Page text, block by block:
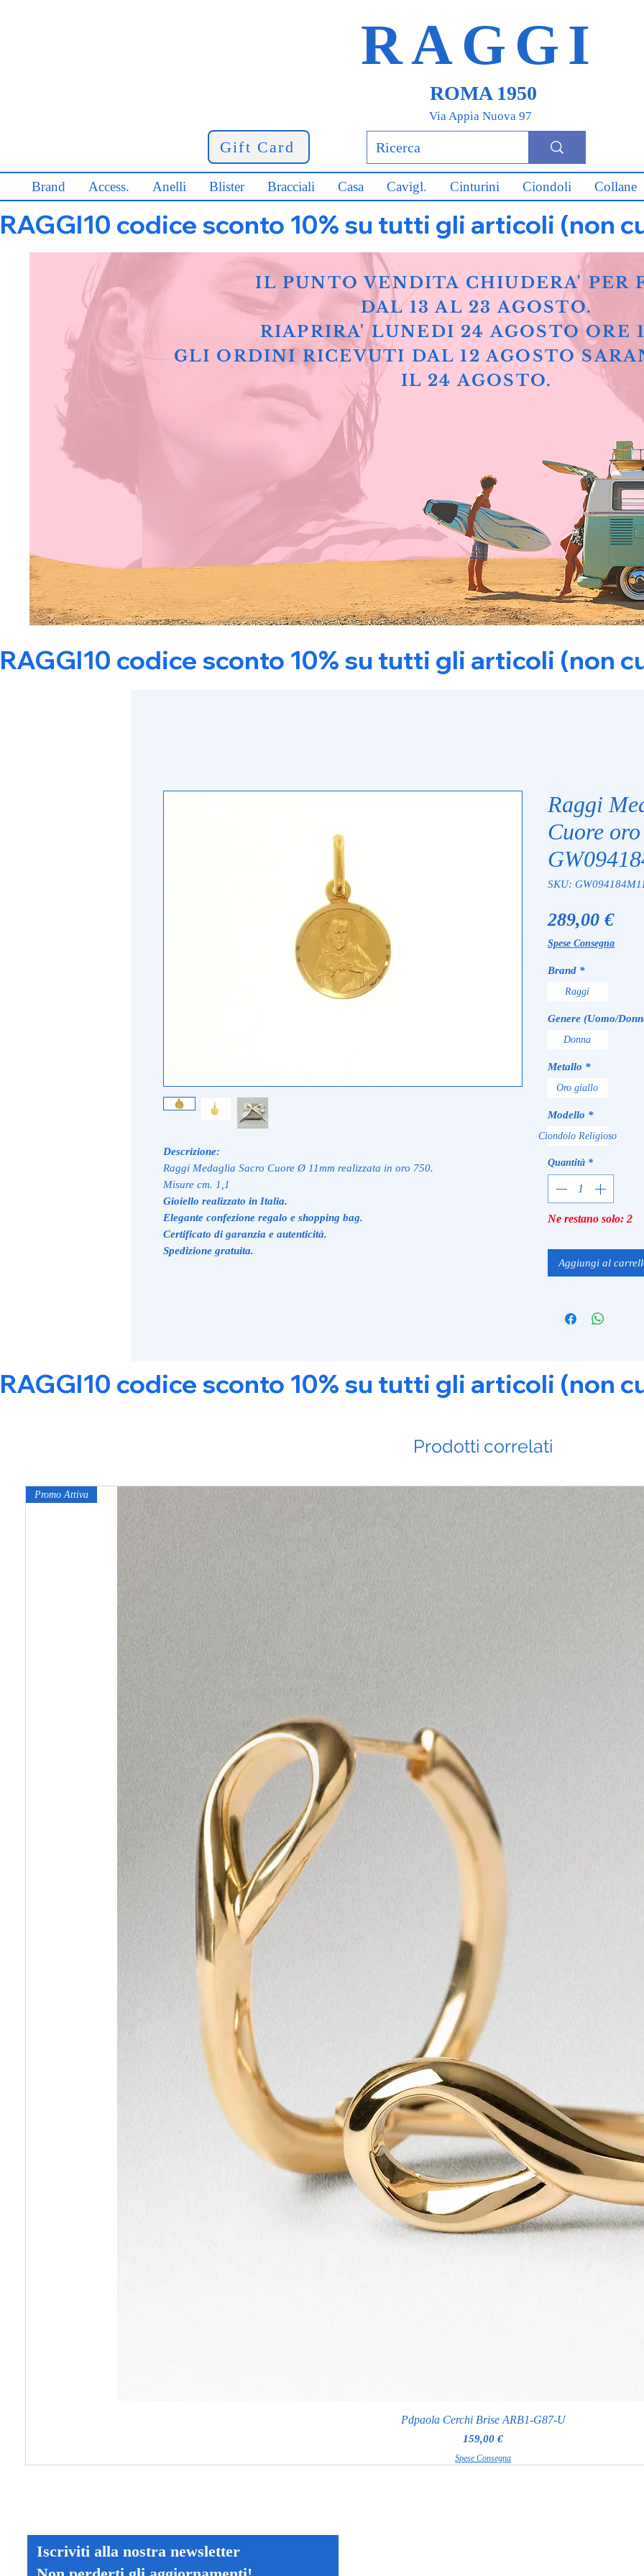
RAGGI
ROMA 1950
Via Appia Nuova 97
Gift Card
Brand Access. Anelli Blister Bracciali Casa Cavigl. Cinturini Ciondoli Collane
RAGGI10 codice sconto 10% su tutti gli articoli (non
IL PUNTO VENDITA CHIUDERA' PER
DAL 13 AL 23 AGOSTO.
RIAPRIRA' LUNEDI 24 AGOSTO ORE
GLI ORDINI RICEVUTI DAL 12 AGOSTO
IL 24 AGOSTO.
RAGGI10 codice sconto 10% su tutti gli articoli (non
Descrizione:
Raggi Medaglia Sacro Cuore Ø 11mm realizzata in oro 750.
Misure cm. 1,1
Gioiello realizzato in Italia.
Elegante confezione regalo e shopping bag.
Certificato di garanzia e autenticità.
Spedizione gratuita.
Raggi
Cuore
SKU:
289,00 €
Spese Consegna
Brand *
Raggi
Genere (Uomo/
Donna
Metallo *
Oro giallo
Modello *
Ciondolo Religioso
Quantità *
Ne restano solo: 2
Aggiungi al
RAGGI10 codice sconto 10% su tutti gli articoli (non
Prodotti correlati
Promo Attiva
Pdpaola Cerchi Brise ARB1-G87-U
Prezzo
159,00 €
Spese Consegna
Iscriviti alla nostra newsletter